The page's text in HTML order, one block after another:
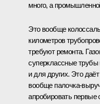
много, а
Это вообще
километров
требуют ремонта.
суперклассные
и для других. Это
вообще палочка-
апробировать первые